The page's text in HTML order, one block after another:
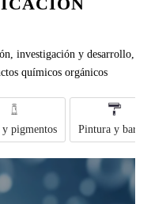
investigación y desarrollo,
químicos orgánicos
pigmentos Pintura y barniz